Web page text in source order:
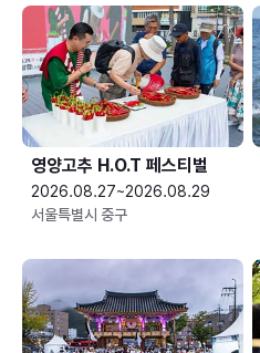
영양고추 H.O.T 페스티벌
2026.08.27~2026.08.29
서울특별시 중구